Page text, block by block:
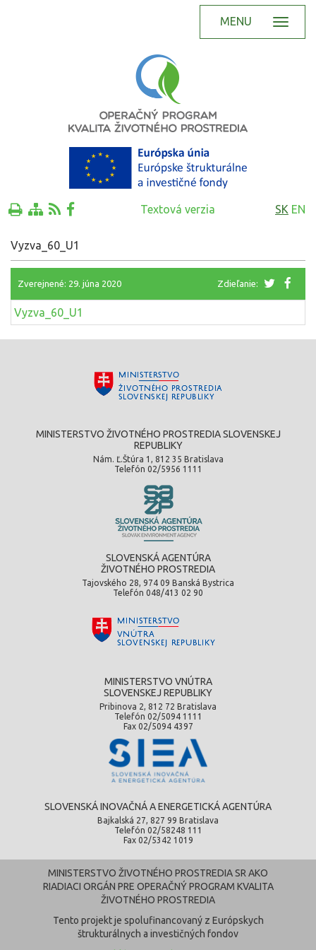
MENU
Textová verzia SK EN
Vyzva_60_U1
Zverejnené: 29. júna 2020 Zdieľanie:
Vyzva_60_U1
MINISTERSTVO ŽIVOTNÉHO PROSTREDIA SLOVENSKEJ
REPUBLIKY
Nám. Ľ.Štúra 1, 812 35 Bratislava
Telefón 02/5956 1111
SLOVENSKÁ AGENTÚRA
ŽIVOTNÉHO PROSTREDIA
Tajovského 28, 974 09 Banská Bystrica
Telefón 048/413 02 90
MINISTERSTVO VNÚTRA
SLOVENSKEJ REPUBLIKY
Pribinova 2, 812 72 Bratislava
Telefón 02/5094 1111
Fax 02/5094 4397
SLOVENSKÁ INOVAČNÁ A ENERGETICKÁ AGENTÚRA
Bajkalská 27, 827 99 Bratislava
Telefón 02/58248 111
Fax 02/5342 1019
MINISTERSTVO ŽIVOTNÉHO PROSTREDIA SR AKO
RIADIACI ORGÁN PRE OPERAČNÝ PROGRAM KVALITA
ŽIVOTNÉHO PROSTREDIA
Tento projekt je spolufinancovaný z Európskych
štrukturálnych a investičných fondov